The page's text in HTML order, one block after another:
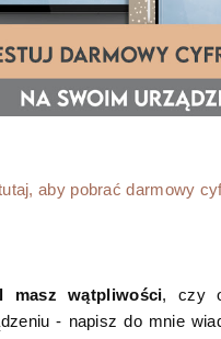
aby pobrać darmowy
masz wątpliwości, czy
- napisz do mnie